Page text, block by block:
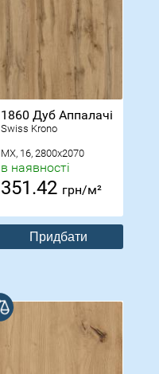
1860 Дуб Аппалачі
Swiss Krono
MX, 16, 2800x2070
в наявності
351.42 грн/м²
Придбати